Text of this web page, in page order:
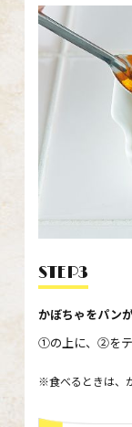
STEP3
かぼちゃをパン
①の上に、②をテ
※食べるときは、